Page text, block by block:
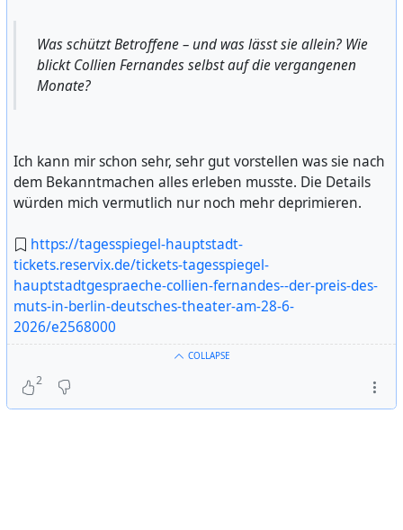
Was schützt Betroffene – und was lässt sie allein? Wie
blickt Collien Fernandes selbst auf die vergangenen
Monate?
Ich kann mir schon sehr, sehr gut vorstellen was sie nach
dem Bekanntmachen alles erleben musste. Die Details
würden mich vermutlich nur noch mehr deprimieren.
https://tagesspiegel-hauptstadt-
tickets.reservix.de/tickets-tagesspiegel-
hauptstadtgespraeche-collien-fernandes--der-preis-des-
muts-in-berlin-deutsches-theater-am-28-6-
2026/e2568000
COLLAPSE
2